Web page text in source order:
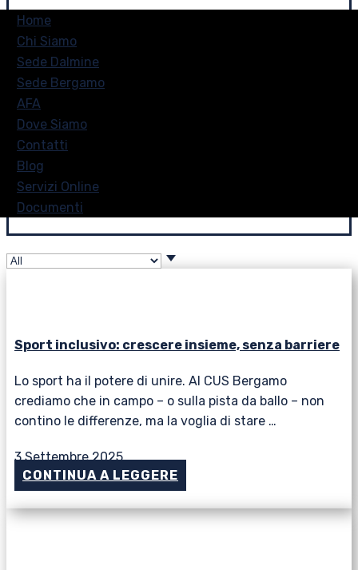
Home
Chi Siamo
Sede Dalmine
Sede Bergamo
AFA
Dove Siamo
Contatti
Blog
Servizi Online
Documenti
Sport inclusivo: crescere insieme, senza barriere
Lo sport ha il potere di unire. Al CUS Bergamo
crediamo che in campo – o sulla pista da ballo – non
contino le differenze, ma la voglia di stare …
3 Settembre 2025
CONTINUA A LEGGERE